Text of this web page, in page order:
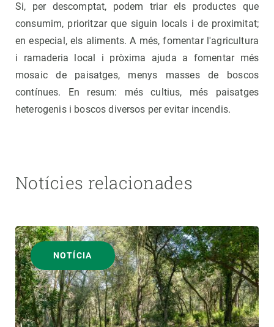
Si, per descomptat, podem triar els productes que
consumim, prioritzar que siguin locals i de proximitat;
en especial, els aliments. A més, fomentar l'agricultura
i ramaderia local i pròxima ajuda a fomentar més
mosaic de paisatges, menys masses de boscos
contínues. En resum: més cultius, més paisatges
heterogenis i boscos diversos per evitar incendis.
Notícies relacionades
NOTÍCIA